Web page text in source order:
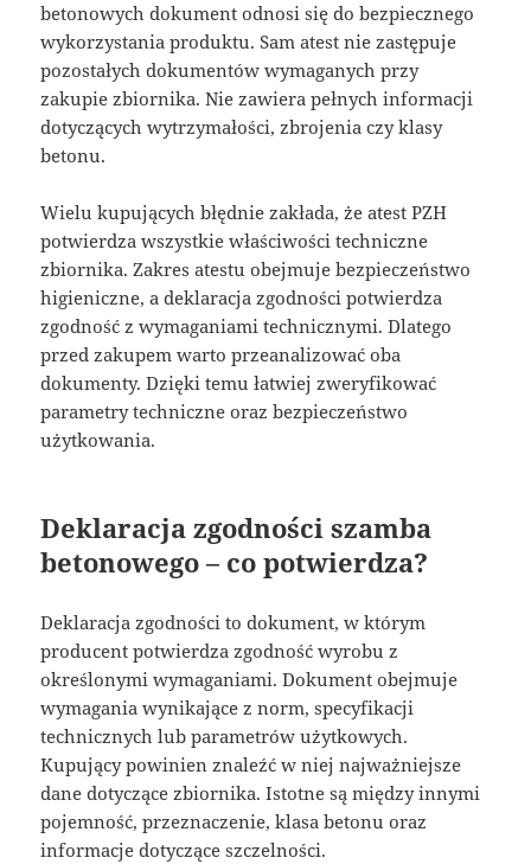
betonowych dokument odnosi się do bezpiecznego
wykorzystania produktu. Sam atest nie zastępuje
pozostałych dokumentów wymaganych przy
zakupie zbiornika. Nie zawiera pełnych informacji
dotyczących wytrzymałości, zbrojenia czy klasy
betonu.
Wielu kupujących błędnie zakłada, że atest PZH
potwierdza wszystkie właściwości techniczne
zbiornika. Zakres atestu obejmuje bezpieczeństwo
higieniczne, a deklaracja zgodności potwierdza
zgodność z wymaganiami technicznymi. Dlatego
przed zakupem warto przeanalizować oba
dokumenty. Dzięki temu łatwiej zweryfikować
parametry techniczne oraz bezpieczeństwo
użytkowania.
Deklaracja zgodności szamba
betonowego – co potwierdza?
Deklaracja zgodności to dokument, w którym
producent potwierdza zgodność wyrobu z
określonymi wymaganiami. Dokument obejmuje
wymagania wynikające z norm, specyfikacji
technicznych lub parametrów użytkowych.
Kupujący powinien znaleźć w niej najważniejsze
dane dotyczące zbiornika. Istotne są między innymi
pojemność, przeznaczenie, klasa betonu oraz
informacje dotyczące szczelności.